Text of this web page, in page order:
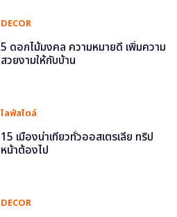
DECOR
5 ดอกไม้มงคล ความหมายดี เพิ่มความ
สวยงามให้กับบ้าน
ไลฟ์สไตล์
15 เมืองน่าเที่ยวทั่วออสเตรเลีย ทริป
หน้าต้องไป
DECOR